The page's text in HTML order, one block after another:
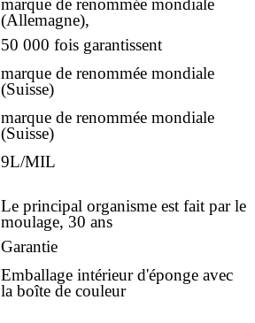
(Allemagne),
50 000 fois garantissent
marque de renommée mondiale
(Suisse)
marque de renommée mondiale
(Suisse)
9L/MIL
Le principal organisme est fait par le
moulage, 30 ans
Garantie
Emballage intérieur d'éponge avec
la boîte de couleur